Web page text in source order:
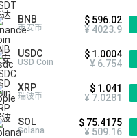
BNB
币安币
$ 596.02
¥ 4023.9
USDC
USD Coin
$ 1.0004
¥ 6.754
XRP
瑞波币
$ 1.041
¥ 7.0281
SOL
Solana
$ 75.4175
¥ 509.16